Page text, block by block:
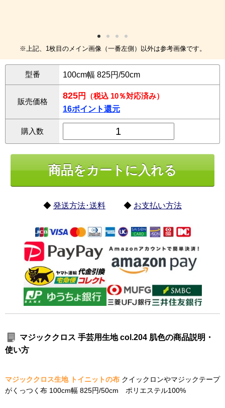
※上記、1枚目のメイン画像（一番左側）以外は参考画像です。
型番 100cm幅 825円/50cm
販売価格
825円
（税込 10％対応済み）
16ポイント還元
購入数
◆ 発送方法･送料 ◆ お支払い方法
マジッククロス 手芸用生地 col.204 肌色の商品説明・
使い方
マジッククロス生地 トイニットの布 クイックロンやマジックテープ
がくっつく布 100cm幅 825円/50cm ポリエステル100%